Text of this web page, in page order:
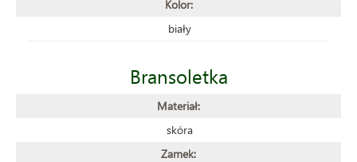
Kolor:
biały
Bransoletka
Materiał:
skóra
Zamek: